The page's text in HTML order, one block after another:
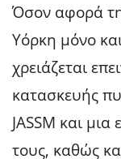
Όσον αφορά
Υόρκη μόνο
χρειάζεται
κατασκευής
JASSM και
τους, καθώς